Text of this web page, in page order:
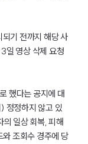
기 전까지 해당 사
일 영상 삭제 요청
했다는 공지에 대
정정하지 않고 있
의 일상 회복, 피해
조회수 경주에 당